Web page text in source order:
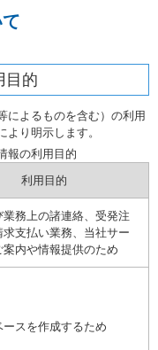
目的
によるものを含む）の利用
り明示します。
報の利用目的
利用目的
業務上の諸連絡、受発注
求支払い業務、当社サー
案内や情報提供のため
ースを作成するため